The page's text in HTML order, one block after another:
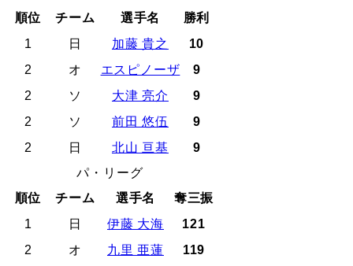
順位
チーム 選手名
勝利
1
日 加藤 貴之
10
2
オ エスピノーザ
9
2
ソ 大津 亮介
9
2
ソ 前田 悠伍
9
2
日 北山 亘基
9
パ・リーグ
順位
チーム 選手名
奪三振
1
日 伊藤 大海
121
2
オ 九里 亜蓮
119